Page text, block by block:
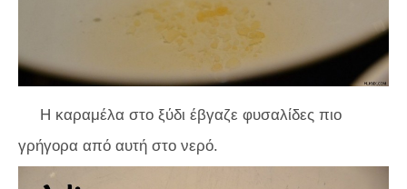
Η καραμέλα στο ξύδι έβγαζε φυσαλίδες πιο
γρήγορα από αυτή στο νερό.